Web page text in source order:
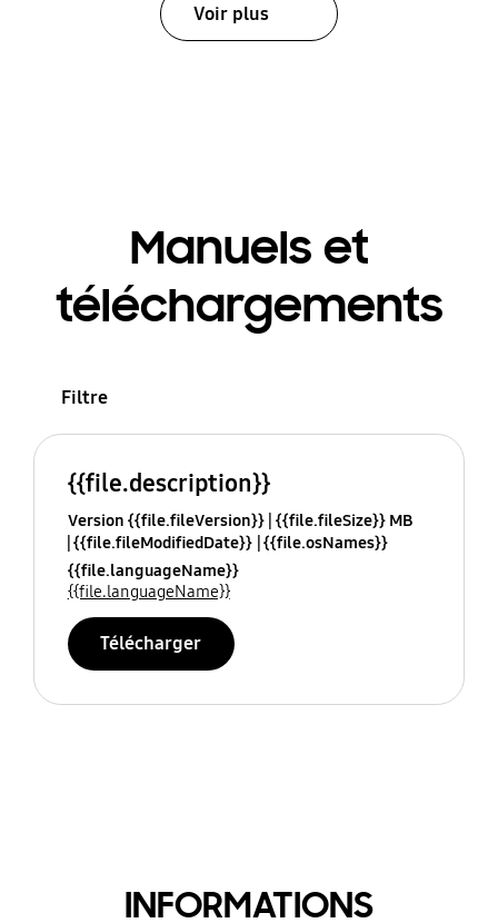
Voir plus
Manuels et
téléchargements
Filtre
{{file.description}}
Version {{file.fileVersion}} {{file.fileSize}} MB
{{file.fileModifiedDate}} {{file.osNames}}
{{file.languageName}}
{{file.languageName}}
Télécharger
INFORMATIONS